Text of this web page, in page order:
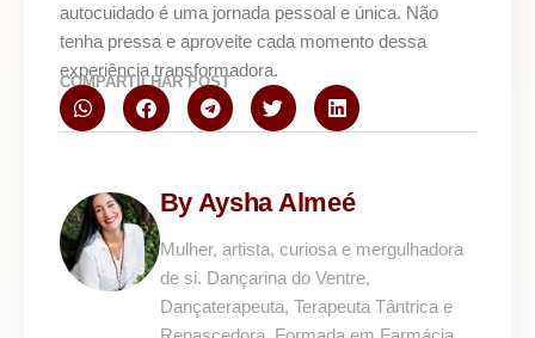
autocuidado é uma jornada pessoal e única. Não
tenha pressa e aproveite cada momento dessa
experiência transformadora.
COMPARTILHAR POST
By Aysha Almeé
Mulher, artista, curiosa e mergulhadora
de si. Dançarina do Ventre,
Dançaterapeuta, Terapeuta Tântrica e